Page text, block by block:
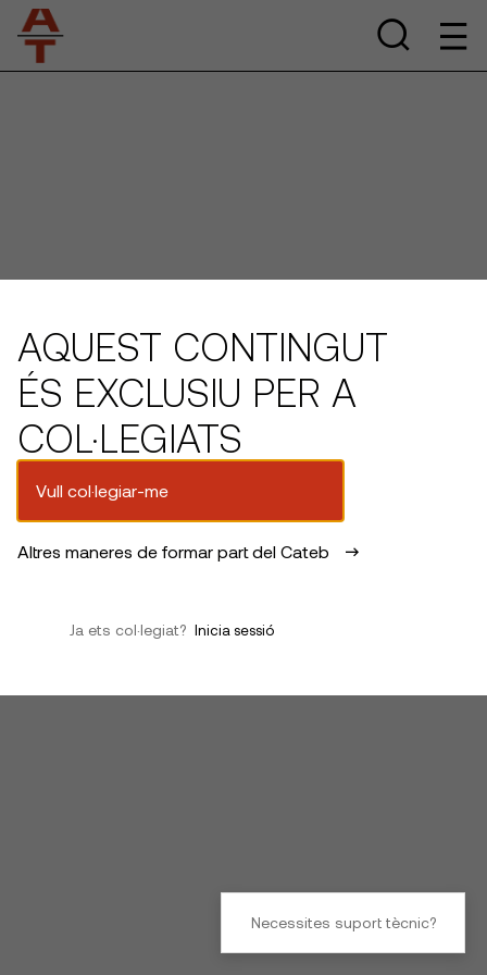
AQUEST CONTINGUT
ÉS EXCLUSIU PER A
COL·LEGIATS
Vull col·legiar-me
Altres maneres de formar part del Cateb
Ja ets col·legiat? Inicia sessió
Necessites suport tècnic?